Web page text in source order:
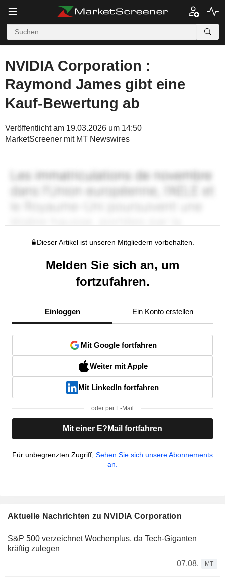
NVIDIA Corporation :
Raymond James gibt eine
Kauf-Bewertung ab
Veröffentlicht am 19.03.2026 um 14:50
MarketScreener mit MT Newswires
Dieser Artikel ist unseren Mitgliedern vorbehalten.
Melden Sie sich an, um
fortzufahren.
Einloggen Ein Konto erstellen
Mit Google fortfahren
Weiter mit Apple
Mit LinkedIn fortfahren
oder per E-Mail
Mit einer E?Mail fortfahren
Für unbegrenzten Zugriff, Sehen Sie sich unsere Abonnements
an.
Aktuelle Nachrichten zu NVIDIA Corporation
S&P 500 verzeichnet Wochenplus, da Tech-Giganten
kräftig zulegen
07.08.
MT